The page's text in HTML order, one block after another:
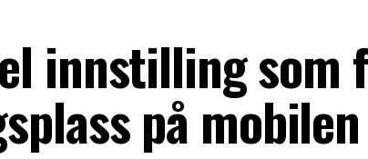
innstilling
på mobilen